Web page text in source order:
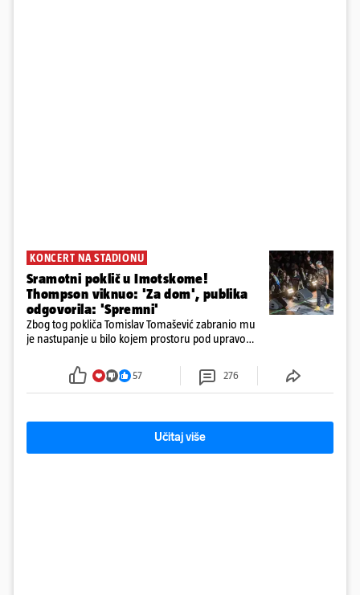
KONCERT NA STADIONU
Sramotni poklič u Imotskome!
Thompson viknuo: 'Za dom', publika
odgovorila: 'Spremni'
Zbog tog pokliča Tomislav Tomašević zabranio mu
je nastupanje u bilo kojem prostoru pod upravom
57 276
Učitaj više